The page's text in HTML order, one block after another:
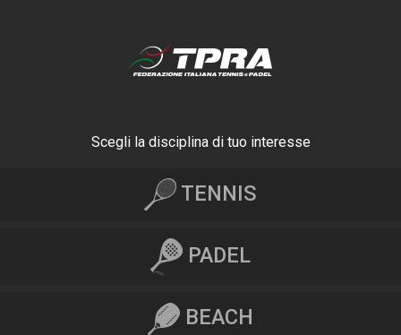
Scegli la disciplina di tuo interesse
TENNIS
PADEL
BEACH